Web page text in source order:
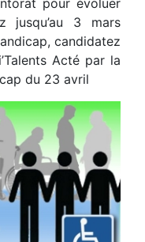
jusqu’au 3 mars
candidatez
Acté par la
du 23 avril